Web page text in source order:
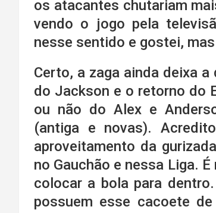
os atacantes chutariam
vendo o jogo pela
nesse sentido e gostei,
Certo, a zaga ainda deixa
do Jackson e o retorno do
ou não do Alex e
(antiga e novas).
aproveitamento da
no Gauchão e nessa Liga.
colocar a bola para
possuem esse cacoete